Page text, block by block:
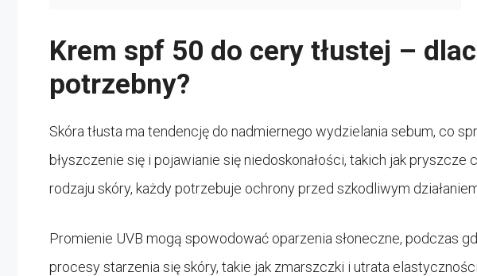
Krem spf 50 do cery tłustej –
potrzebny?
Skóra tłusta ma tendencję do nadmiernego wydzielania sebum, co
błyszczenie się i pojawianie się niedoskonałości, takich jak pryszcze
rodzaju skóry, każdy potrzebuje ochrony przed szkodliwym
Promienie UVB mogą spowodować oparzenia słoneczne, podczas
procesy starzenia się skóry, takie jak zmarszczki i utrata